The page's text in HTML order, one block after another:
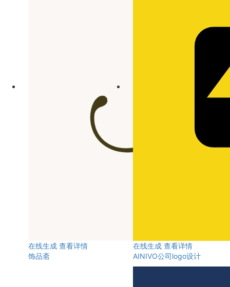
在线生成 查看详情
饰品斋
在线生成 查看详情
AINIVO公司logo设计